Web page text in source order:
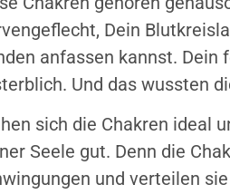
Dein
anfassen kannst. Dein
Und das wussten
sich die Chakren ideal
Seele gut. Denn die
und verteilen